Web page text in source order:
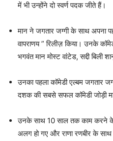
में भी उन्होंने दो स्वर्ण पदक जीते हैं।
मान ने जगतार जग्गी के साथ अपना
वापराणय ” रिलीज़ किया। उनके
भगवंत मान मोस्ट वांटेड, सद्दी बिली
उनका पहला कॉमेडी एल्बम जगतार
दशक की सबसे सफल कॉमेडी जोड़ी
उनके साथ 10 साल तक काम करने के
अलग हो गए और राणा रणबीर के साथ